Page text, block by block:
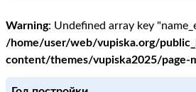
Warning: Undefined array key
/home/user/web/vupiska.org/
content/themes/vupiska2025/page-